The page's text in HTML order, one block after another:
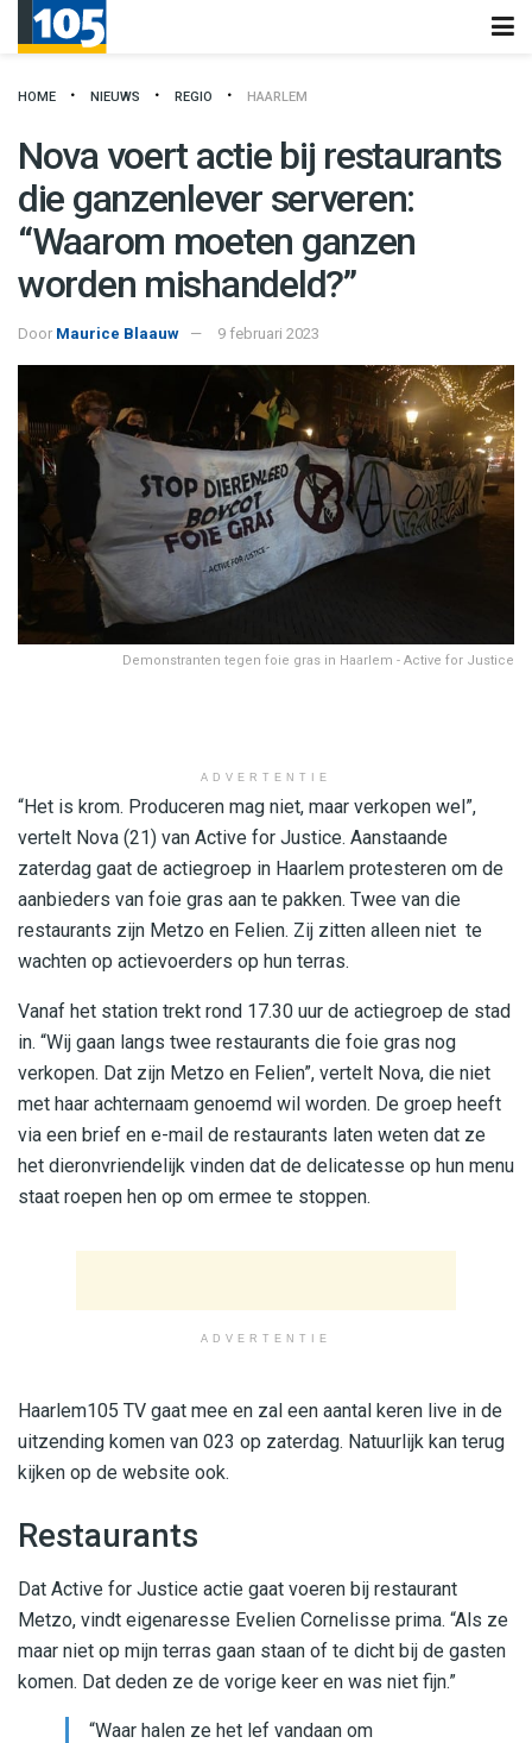
HOME NIEUWS REGIO HAARLEM
Nova voert actie bij restaurants
die ganzenlever serveren:
“Waarom moeten ganzen
worden mishandeld?”
Door Maurice Blaauw 9 februari 2023
Demonstranten tegen foie gras in Haarlem - Active for Justice
ADVERTENTIE
“Het is krom. Produceren mag niet, maar verkopen wel”,
vertelt Nova (21) van Active for Justice. Aanstaande
zaterdag gaat de actiegroep in Haarlem protesteren om de
aanbieders van foie gras aan te pakken. Twee van die
restaurants zijn Metzo en Felien. Zij zitten alleen niet te
wachten op actievoerders op hun terras.
Vanaf het station trekt rond 17.30 uur de actiegroep de stad
in. “Wij gaan langs twee restaurants die foie gras nog
verkopen. Dat zijn Metzo en Felien”, vertelt Nova, die niet
met haar achternaam genoemd wil worden. De groep heeft
via een brief en e-mail de restaurants laten weten dat ze
het dieronvriendelijk vinden dat de delicatesse op hun menu
staat roepen hen op om ermee te stoppen.
ADVERTENTIE
Haarlem105 TV gaat mee en zal een aantal keren live in de
uitzending komen van 023 op zaterdag. Natuurlijk kan terug
kijken op de website ook.
Restaurants
Dat Active for Justice actie gaat voeren bij restaurant
Metzo, vindt eigenaresse Evelien Cornelisse prima. “Als ze
maar niet op mijn terras gaan staan of te dicht bij de gasten
komen. Dat deden ze de vorige keer en was niet fijn.”
“Waar halen ze het lef vandaan om